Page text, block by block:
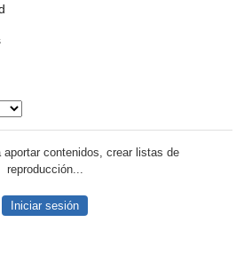
aportar contenidos, crear listas de
reproducción...
Iniciar sesión